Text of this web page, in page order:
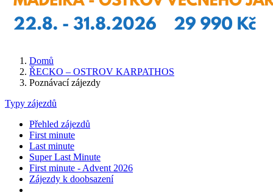
Domů
ŘECKO – OSTROV KARPATHOS
Poznávací zájezdy
Typy zájezdů
Přehled zájezdů
First minute
Last minute
Super Last Minute
First minute - Advent 2026
Zájezdy k doobsazení